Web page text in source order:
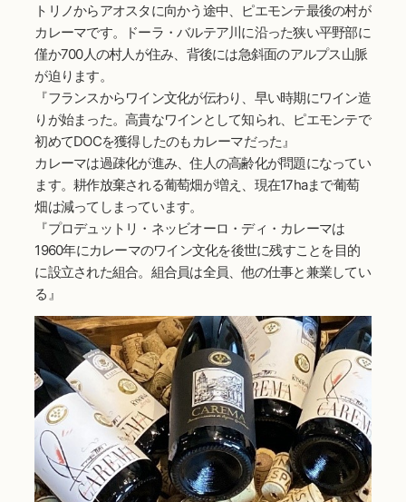
トリノからアオスタに向かう途中、ピエモンテ最後の村が
カレーマです。ドーラ・バルテア川に沿った狭い平野部に
僅か700人の村人が住み、背後には急斜面のアルプス山脈
が迫ります。
『フランスからワイン文化が伝わり、早い時期にワイン造
りが始まった。高貴なワインとして知られ、ピエモンテで
初めてDOCを獲得したのもカレーマだった』
カレーマは過疎化が進み、住人の高齢化が問題になってい
ます。耕作放棄される葡萄畑が増え、現在17haまで葡萄
畑は減ってしまっています。
『プロデュットリ・ネッビオーロ・ディ・カレーマは
1960年にカレーマのワイン文化を後世に残すことを目的
に設立された組合。組合員は全員、他の仕事と兼業してい
る』